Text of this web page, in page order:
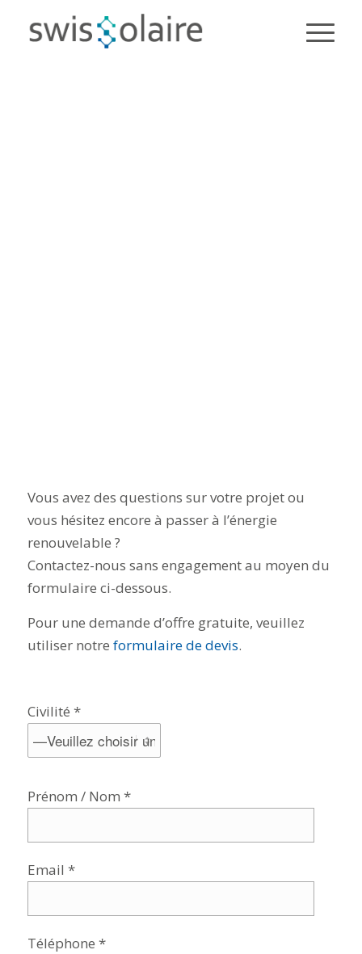
Vous avez des questions sur votre projet ou
vous hésitez encore à passer à l’énergie
renouvelable ?
Contactez-nous sans engagement au moyen du
formulaire ci-dessous.
Pour une demande d’offre gratuite, veuillez
utiliser notre formulaire de devis.
Civilité *
Prénom / Nom *
Email *
Téléphone *